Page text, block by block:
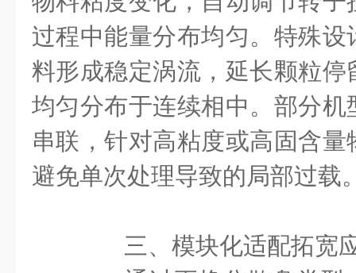
过程中能量分布均匀。特殊
料形成稳定涡流，延长颗粒
均匀分布于连续相中。部分
串联，针对高粘度或高固含
避免单次处理导致的局部过载
三、​​模块化适配拓宽